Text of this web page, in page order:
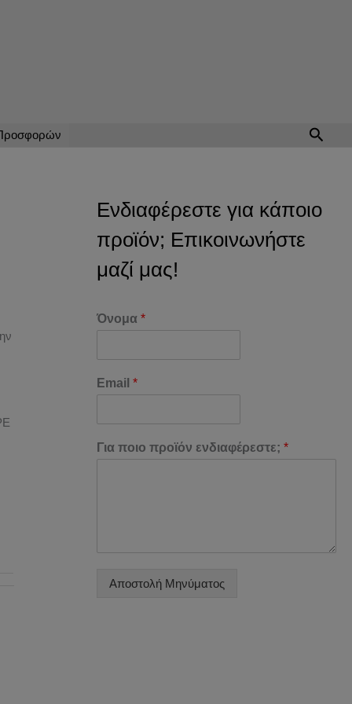
Ενδιαφέρεστε για κάποιο
προϊόν; Επικοινωνήστε
μαζί μας!
Όνομα *
Email *
Για ποιο προϊόν ενδιαφέρεστε; *
Αποστολή Μηνύματος